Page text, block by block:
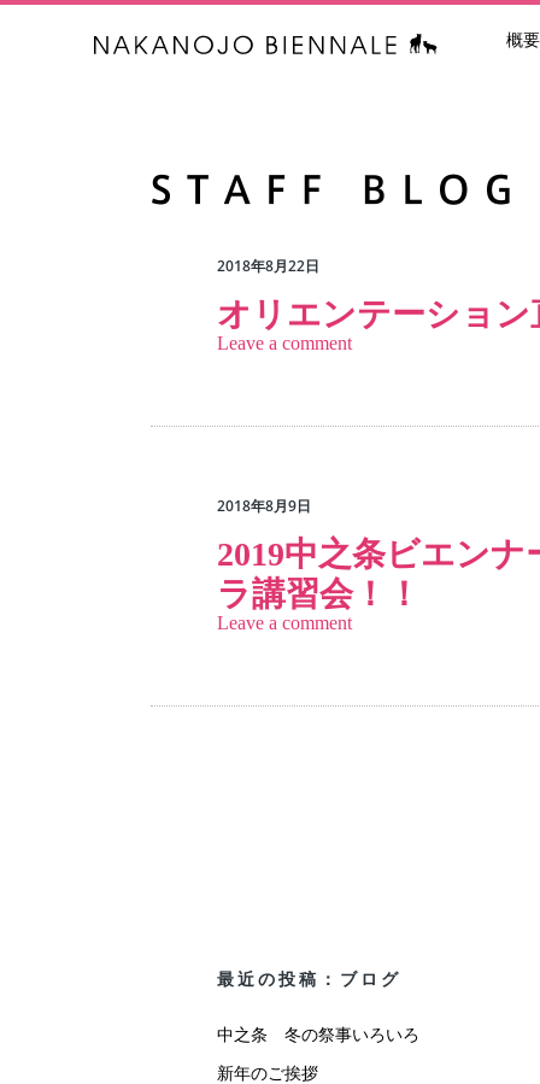
中之条ビエ
概要
2018年8月22日
オリエンテーショ
Leave a comment
2018年8月9日
2019中之条ビエン
ラ講習会！！
Leave a comment
最近の投稿：ブログ
中之条 冬の祭事いろいろ
新年のご挨拶